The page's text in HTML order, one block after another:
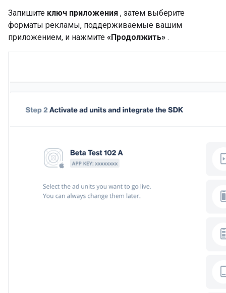
Запишите ключ приложения , затем выберите
форматы рекламы, поддерживаемые вашим
приложением, и нажмите «Продолжить» .